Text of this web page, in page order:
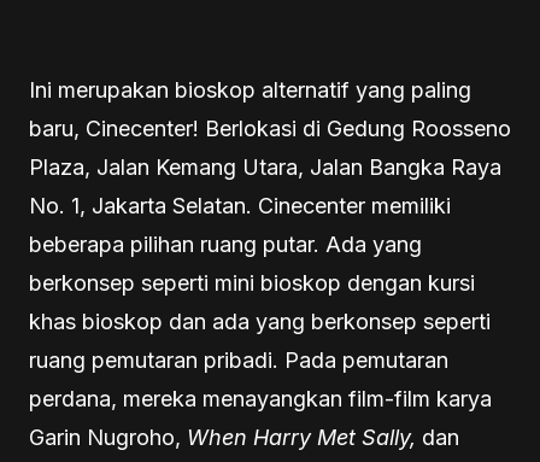
Ini merupakan bioskop alternatif yang paling
baru, Cinecenter! Berlokasi di Gedung Roosseno
Plaza, Jalan Kemang Utara, Jalan Bangka Raya
No. 1, Jakarta Selatan. Cinecenter memiliki
beberapa pilihan ruang putar. Ada yang
berkonsep seperti mini bioskop dengan kursi
khas bioskop dan ada yang berkonsep seperti
ruang pemutaran pribadi. Pada pemutaran
perdana, mereka menayangkan film-film karya
Garin Nugroho, When Harry Met Sally, dan